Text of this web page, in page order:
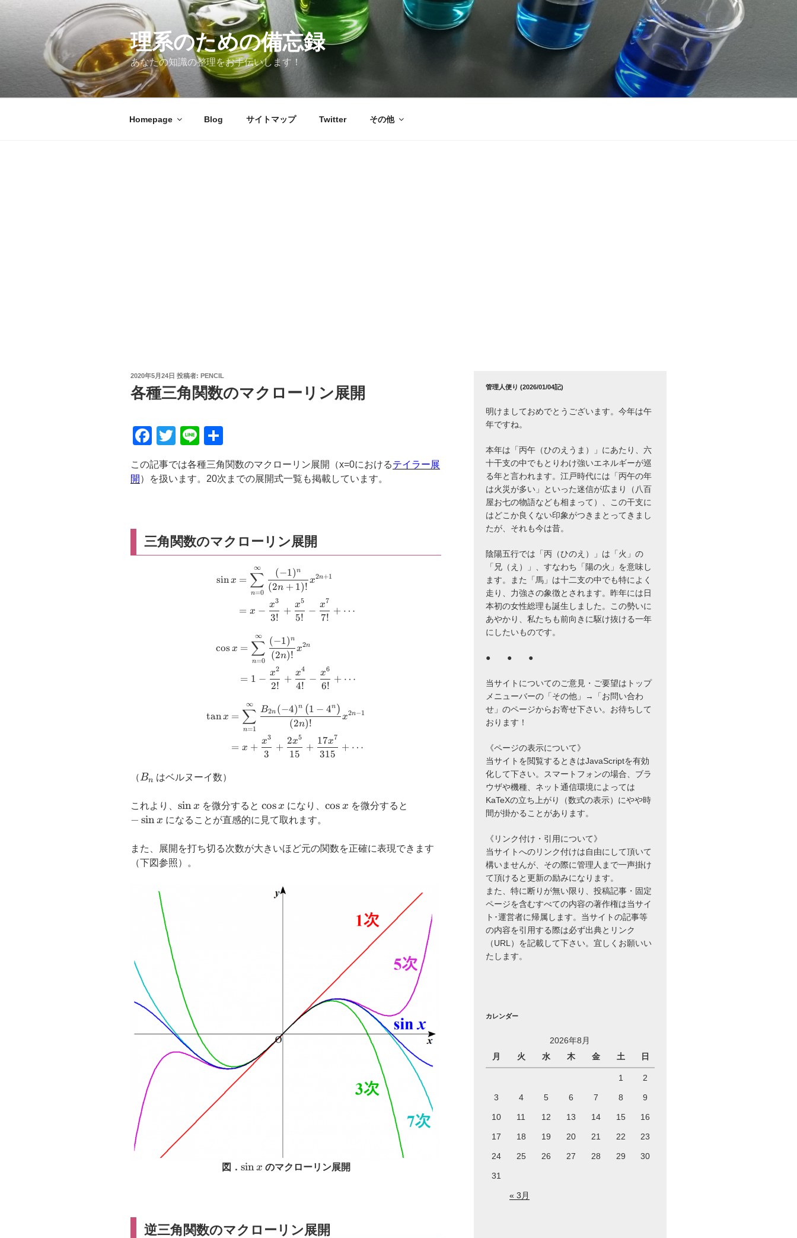
理系のための備忘録
あなたの知識の整理をお手伝いします！
Homepage Blog サイトマップ Twitter その他
投
稿
日:
2020年5月24日 投稿者: PENCIL
各種三角関数のマクローリン展開
F
a
c
o
o
T
wi
tt
Li
n
e
有
この記事では各種三角関数のマクローリン展開（x=0におけるテイラー展
開 ）を扱います。20次までの展開式一覧も掲載しています。
三角関数のマクローリン展開
\small \displaystyle \begin{aligned} \sin x &= \sum _{n=0}^{\infty }{\frac {(-
sin x =
n=0
∑
∞
(2n + 1)!
(−1)n
x2n+1
= x −
3!
x3
+
5!
x5
−
7!
x7
+ ⋯
\small \displaystyle \begin{aligned} \cos x &=\sum _{n=0}^{\infty }{\frac {(-
cos x =
n=0
∑
∞
(2n)!
(−1)n
x2n
= 1 −
2!
x2
+
4!
x4
−
6!
x6
+ ⋯
\small \displaystyle \begin{aligned} \tan x &=\sum _{n=1}^{\infty }{\frac {B_{2n}(-
tan x =
n=1
∑
∞
(2n)!
B2n (−4)n (1 − 4n)
x2n−1
= x +
3
x3
+
15
2x5
+
315
17x7
+ ⋯
（B_n
Bn はベルヌーイ数）
これより、 \sin
x
sinx を微分すると\cos
x
cosx になり、\cos
cos x を微分すると
− sinx になることが直感的に見て取れます。
また、展開を打ち切る次数が大きいほど元の関数を正確に表現できます
（下図参照）。
図． \sin
sinx のマクローリン展開
逆三角関数のマクローリン展開
管理人便り (2026/01/04記)
明けましておめでとうございます。今年は午
年ですね。
本年は「丙午（ひのえうま）」にあたり、六
十干支の中でもとりわけ強いエネルギーが巡
る年と言われます。江戸時代には「丙午の年
は火災が多い」といった迷信が広まり（八百
屋お七の物語なども相まって）、この干支に
はどこか良くない印象がつきまとってきまし
たが、それも今は昔。
陰陽五行では「丙（ひのえ）」は「火」の
「兄（え）」、すなわち「陽の火」を意味し
ます。また「馬」は十二支の中でも特によく
走り、力強さの象徴とされます。昨年には日
本初の女性総理も誕生しました。この勢いに
あやかり、私たちも前向きに駆け抜ける一年
にしたいものです。
● ● ●
当サイトについてのご意見・ご要望はトップ
メニューバーの「その他」→「お問い合わ
せ」のページからお寄せ下さい。お待ちして
おります！
《ページの表示について》
当サイトを閲覧するときはJavaScriptを有効
化して下さい。スマートフォンの場合、ブラ
ウザや機種、ネット通信環境によっては
KaTeXの立ち上がり（数式の表示）にやや時
間が掛かることがあります。
《リンク付け・引用について》
当サイトへのリンク付けは自由にして頂いて
構いませんが、その際に管理人まで一声掛け
て頂けると更新の励みになります。
また、特に断りが無い限り、投稿記事・固定
ページを含むすべての内容の著作権は当サイ
ト･運営者に帰属します。当サイトの記事等
の内容を引用する際は必ず出典とリンク
（URL）を記載して下さい。宜しくお願いい
たします。
カレンダー
2026年8月
月
火 水 木 金 土 日
1 2
3 4 5 6 7 8 9
10 11 12 13 14 15 16
17 18 19 20 21 22 23
24 25 26 27 28 29 30
31
« 3月